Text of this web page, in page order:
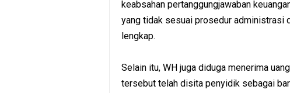
keabsahan pertanggungjawaban
yang tidak sesuai prosedur administrasi
lengkap.
Selain itu, WH juga diduga menerima
tersebut telah disita penyidik sebagai